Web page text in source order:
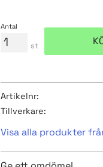
Antal
st
Artikelnr
Tillverkare
Visa alla produkter